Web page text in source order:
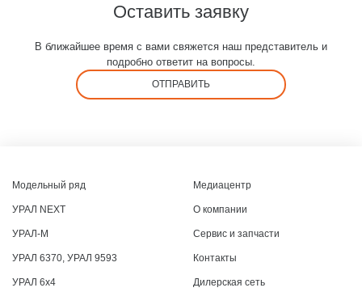
Оставить заявку
В ближайшее время с вами свяжется наш представитель и
подробно ответит на вопросы.
ОТПРАВИТЬ
Модельный ряд
УРАЛ NEXT
УРАЛ-М
УРАЛ 6370, УРАЛ 9593
УРАЛ 6x4
Медиацентр
О компании
Сервис и запчасти
Контакты
Дилерская сеть